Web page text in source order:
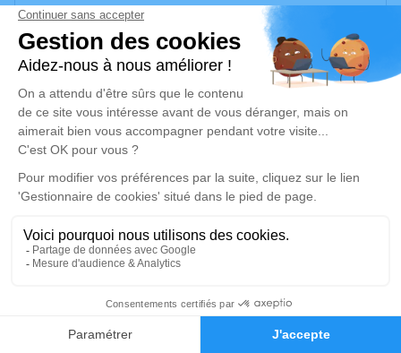
Faire-part Hommages
vos condoléances, partager des photos souvenirs, une
anecdote ou exprimer vos pensées à travers des
poèmes ou des textes. Cet endroit est un lieu
d'expression dédié à honorer la mémoire de Claudette
LÉTOT.
Un service de plantation d’arbre hommage est
disponible ici.
Je rends hommage
Cérémonie religieuse
Église Saint André de Bouc-Bel-Air
2, Rue Bourbon